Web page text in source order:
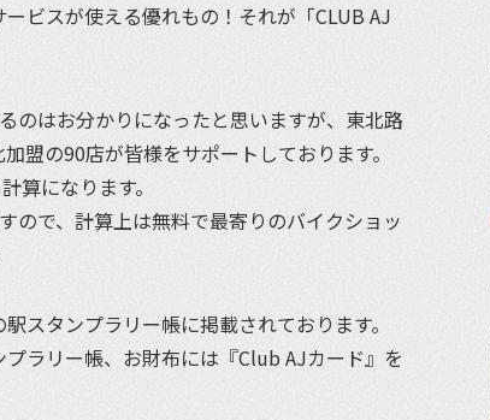
ビスが使える優れもの！それが「CLUB AJ
のはお分かりになったと思いますが、東北路
盟の90店が皆様をサポートしております。
算になります。
ので、計算上は無料で最寄りのバイクショッ
スタンプラリー帳に掲載されております。
ラリー帳、お財布には『Club AJカード』を